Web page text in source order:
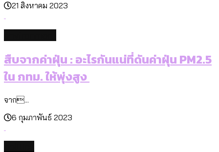
21 สิงหาคม 2023
สืบจากค่าฝุ่น : อะไรกันแน่ที่ดันค่าฝุ่น PM2.5
ใน กทม. ให้พุ่งสูง
จาก...
6 กุมภาพันธ์ 2023